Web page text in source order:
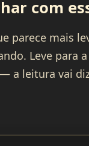
com
parece mais
Leve para
a leitura vai